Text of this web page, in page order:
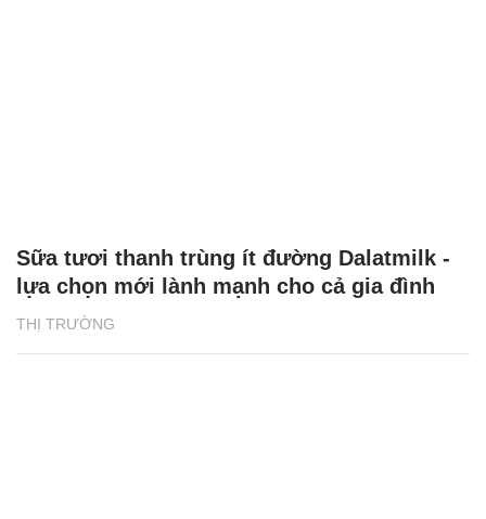
THỊ TRƯỜNG
Sữa tươi thanh trùng ít đường Dalatmilk -
lựa chọn mới lành mạnh cho cả gia đình